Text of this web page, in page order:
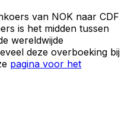
van NOK naar CDF
is het midden tussen
wereldwijde
deze overboeking bij
pagina voor het